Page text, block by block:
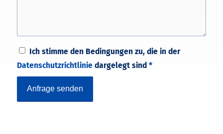
Ich stimme den Bedingungen zu, die in der
Datenschutzrichtlinie dargelegt sind *